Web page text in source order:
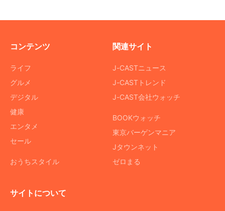
コンテンツ
ライフ
グルメ
デジタル
健康
エンタメ
セール
おうちスタイル
関連サイト
J-CASTニュース
J-CASTトレンド
J-CAST会社ウォッチ
BOOKウォッチ
東京バーゲンマニア
Jタウンネット
ゼロまる
サイトについて